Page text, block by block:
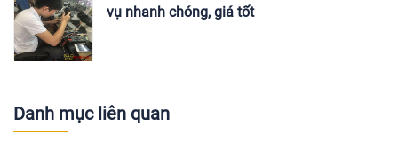
vụ nhanh chóng, giá tốt
Danh mục liên quan